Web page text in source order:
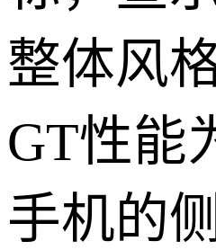
整体风
GT性能
手机的